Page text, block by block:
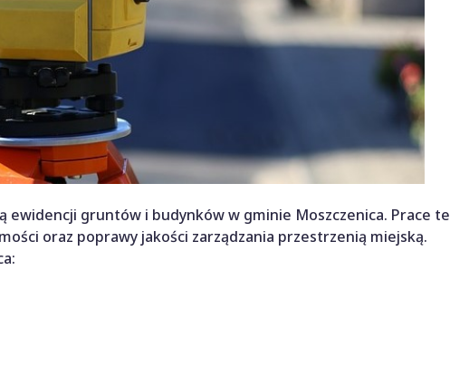
gruntów i budynków w gminie Moszczenica. Prace te
oraz poprawy jakości zarządzania przestrzenią miejską.